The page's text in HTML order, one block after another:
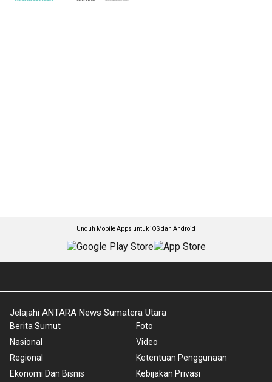
Unduh Mobile Apps untuk iOS dan Android
Jelajahi ANTARA News Sumatera Utara
Berita Sumut
Nasional
Regional
Ekonomi Dan Bisnis
Foto
Video
Ketentuan Penggunaan
Kebijakan Privasi